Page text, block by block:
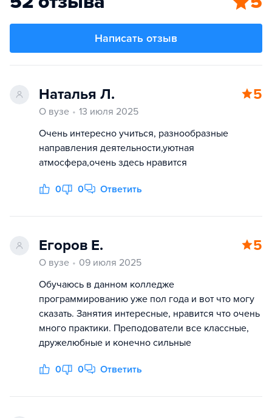
Написать отзыв
Наталья Л. 5
О вузе
13 июля 2025
Очень интересно учиться, разнообразные
направления деятельности,уютная
атмосфера,очень здесь нравится
0 0 Ответить
Егоров Е. 5
О вузе
09 июля 2025
Обучаюсь в данном колледже
программированию уже пол года и вот что могу
сказать. Занятия интересные, нравится что очень
много практики. Преподователи все классные,
дружелюбные и конечно сильные
0 0 Ответить